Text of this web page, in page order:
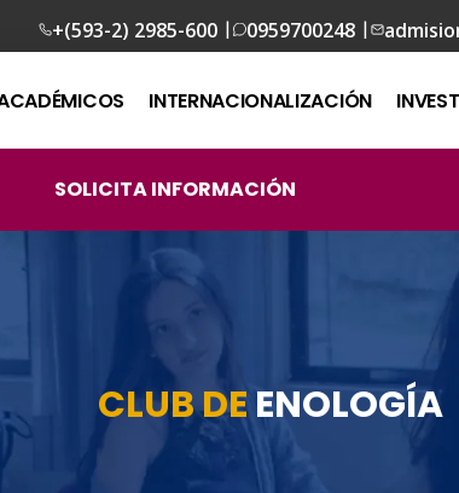
+(593-2) 2985-600 | 0959700248 |
INTERNACIONALIZACIÓN
SOLICITA INFORMACIÓN
CLUB DEENOLOGÍA